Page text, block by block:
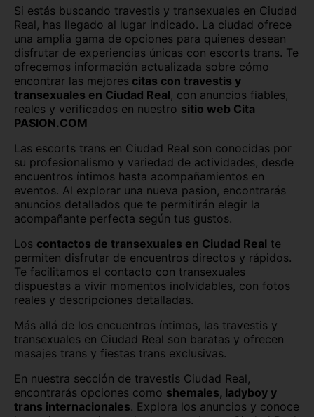
Granada capital Guadalajara capital
Huelva capital Huesca capital
Jaén capital Las Palmas
León capital Lleida capital
Logroño
Madrid capital Málaga capital
Melilla capital Murcia capital
Ourense capital Oviedo
Palencia capital Palma de Mallorca
Pamplona Pontevedra capital
Salamanca capital
Santa Cruz de Tenerife Santander
Soria capital Tarragona capital
Si estás buscando travestis y transexuales en Ciudad
Real, has llegado al lugar indicado. La ciudad ofrece
una amplia gama de opciones para quienes desean
disfrutar de experiencias únicas con escorts trans. Te
ofrecemos información actualizada sobre cómo
encontrar las mejores citas con travestis y
transexuales en Ciudad Real, con anuncios fiables,
reales y verificados en nuestro sitio web Cita
PASION.COM
Las escorts trans en Ciudad Real son conocidas por
su profesionalismo y variedad de actividades, desde
encuentros íntimos hasta acompañamientos en
eventos. Al explorar una nueva pasion, encontrarás
anuncios detallados que te permitirán elegir la
acompañante perfecta según tus gustos.
Los contactos de transexuales en Ciudad Real te
permiten disfrutar de encuentros directos y rápidos.
Te facilitamos el contacto con transexuales
dispuestas a vivir momentos inolvidables, con fotos
reales y descripciones detalladas.
Más allá de los encuentros íntimos, las travestis y
transexuales en Ciudad Real son baratas y ofrecen
masajes trans y fiestas trans exclusivas.
En nuestra sección de travestis Ciudad Real,
encontrarás opciones como shemales, ladyboy y
trans internacionales. Explora los anuncios y conoce